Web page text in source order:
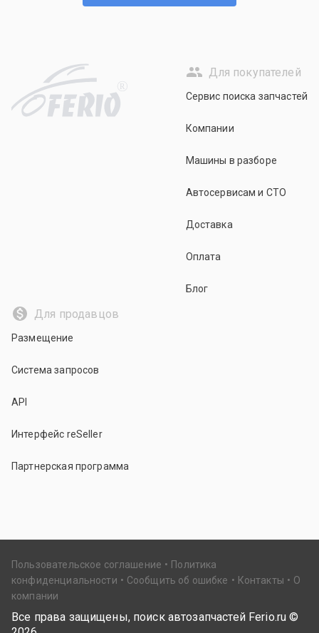
R
Для покупателей
Сервис поиска запчастей
Компании
Машины в разборе
Автосервисам и СТО
Доставка
Оплата
Блог
Для продавцов
Размещение
Система запросов
API
Интерфейс reSeller
Партнерская программа
Пользовательское соглашение
Политика
конфиденциальности
Сообщить об ошибке Контакты
О
компании
Все права защищены, поиск автозапчастей Ferio.ru ©